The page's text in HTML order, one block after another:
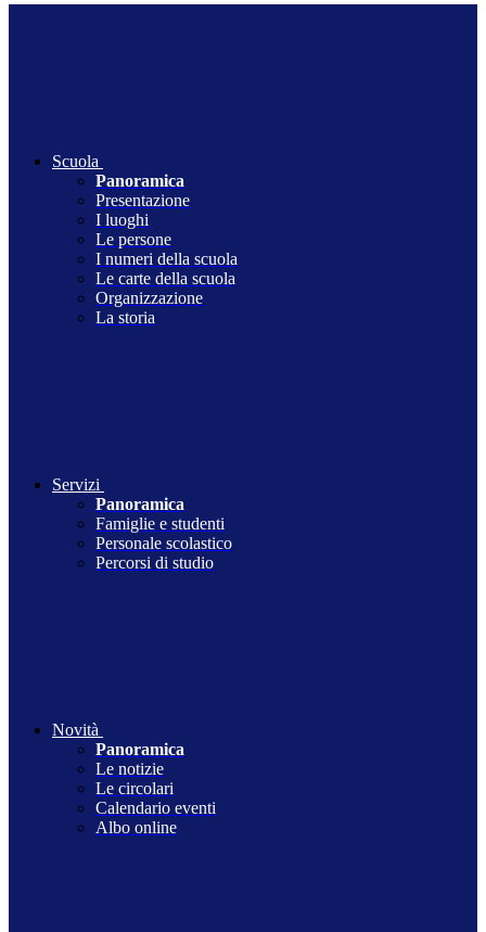
Scuola
Panoramica
Presentazione
I luoghi
Le persone
I numeri della scuola
Le carte della scuola
Organizzazione
La storia
Servizi
Panoramica
Famiglie e studenti
Personale scolastico
Percorsi di studio
Novità
Panoramica
Le notizie
Le circolari
Calendario eventi
Albo online